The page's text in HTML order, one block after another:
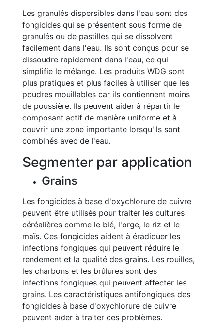
Les granulés dispersibles dans l'eau sont des
fongicides qui se présentent sous forme de
granulés ou de pastilles qui se dissolvent
facilement dans l'eau. Ils sont conçus pour se
dissoudre rapidement dans l'eau, ce qui
simplifie le mélange. Les produits WDG sont
plus pratiques et plus faciles à utiliser que les
poudres mouillables car ils contiennent moins
de poussière. Ils peuvent aider à répartir le
composant actif de manière uniforme et à
couvrir une zone importante lorsqu'ils sont
combinés avec de l'eau.
Segmenter par application
Grains
Les fongicides à base d'oxychlorure de cuivre
peuvent être utilisés pour traiter les cultures
céréalières comme le blé, l'orge, le riz et le
maïs. Ces fongicides aident à éradiquer les
infections fongiques qui peuvent réduire le
rendement et la qualité des grains. Les rouilles,
les charbons et les brûlures sont des
infections fongiques qui peuvent affecter les
grains. Les caractéristiques antifongiques des
fongicides à base d'oxychlorure de cuivre
peuvent aider à traiter ces problèmes.